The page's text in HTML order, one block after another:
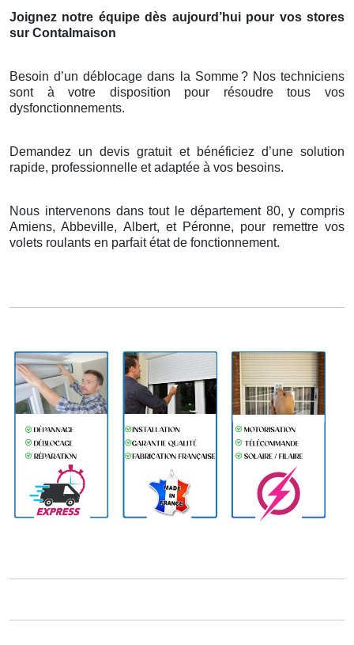
Joignez notre équipe dès aujourd’hui pour vos stores
sur Contalmaison
Besoin d’un déblocage dans la Somme? Nos techniciens
sont à votre disposition pour résoudre tous vos
dysfonctionnements.
Demandez un devis gratuit et bénéficiez d’une solution
rapide, professionnelle et adaptée à vos besoins.
Nous intervenons dans tout le département 80, y compris
Amiens, Abbeville, Albert, et Péronne, pour remettre vos
volets roulants en parfait état de fonctionnement.